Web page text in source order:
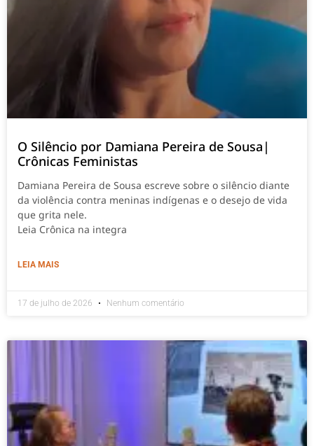
O Silêncio por Damiana Pereira de Sousa|
Crônicas Feministas
Damiana Pereira de Sousa escreve sobre o silêncio diante
da violência contra meninas indígenas e o desejo de vida
que grita nele.
Leia Crônica na integra
LEIA MAIS
17 de julho de 2026 Nenhum comentário